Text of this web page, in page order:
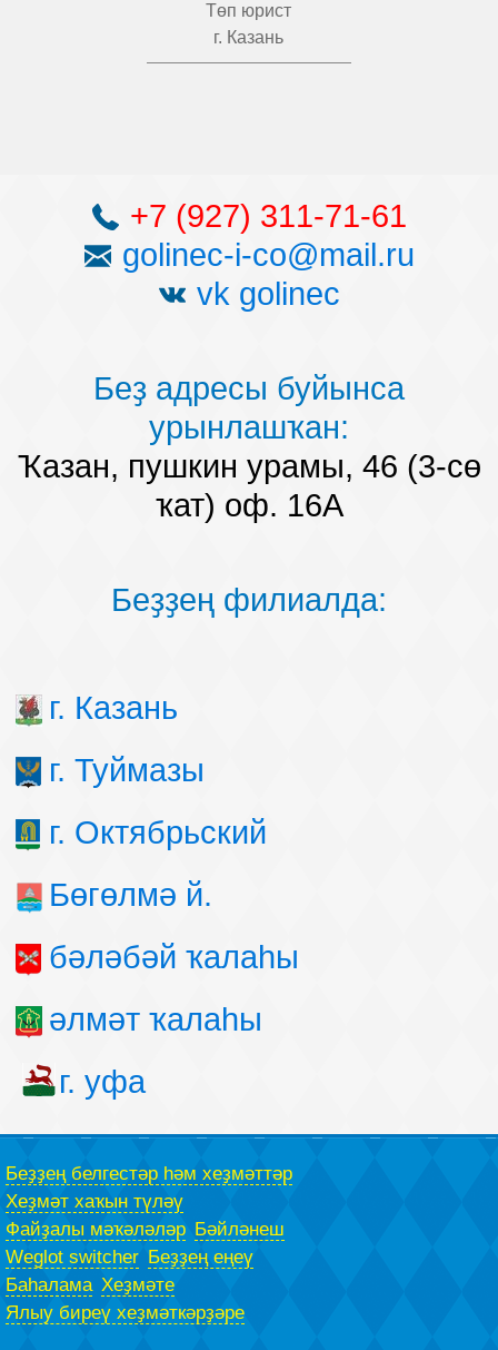
Төп юрист
г. Казань
+7 (927) 311-71-61
golinec-i-co@mail.ru
vk golinec
Беҙ адресы буйынса
урынлашҡан:
Ҡазан, пушкин урамы, 46 (3-сө
ҡат) оф. 16А
Беҙҙең филиалда:
г. Казань
г. Туймазы
г. Октябрьский
Бөгөлмә й.
бәләбәй ҡалаһы
әлмәт ҡалаһы
г. уфа
Беҙҙең белгестәр һәм хеҙмәттәр
Хеҙмәт хаҡын түләү
Файҙалы мәҡәләләр Бәйләнеш
Weglot switcher Беҙҙең еңеү
Баһалама Хеҙмәте
Ялыу биреү хеҙмәткәрҙәре